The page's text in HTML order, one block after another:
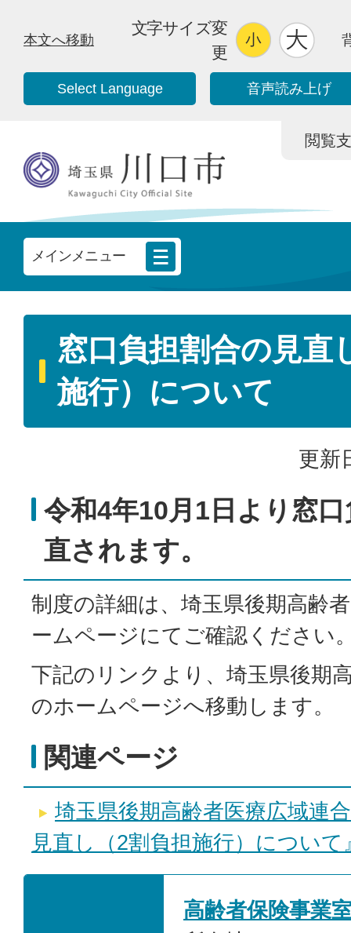
本文へ移動
文字サイズ変
更
Select Language 音声読み上げ
閲覧
メインメニュー
窓口負担割合の見直
施行）について
更新
令和4年10月1日より窓
直されます。
制度の詳細は、埼玉県後期高齢
ームページにてご確認ください
下記のリンクより、埼玉県後期
のホームページへ移動します。
関連ページ
埼玉県後期高齢者医療広域連
見直し（2割負担施行）について
高齢者保険事業